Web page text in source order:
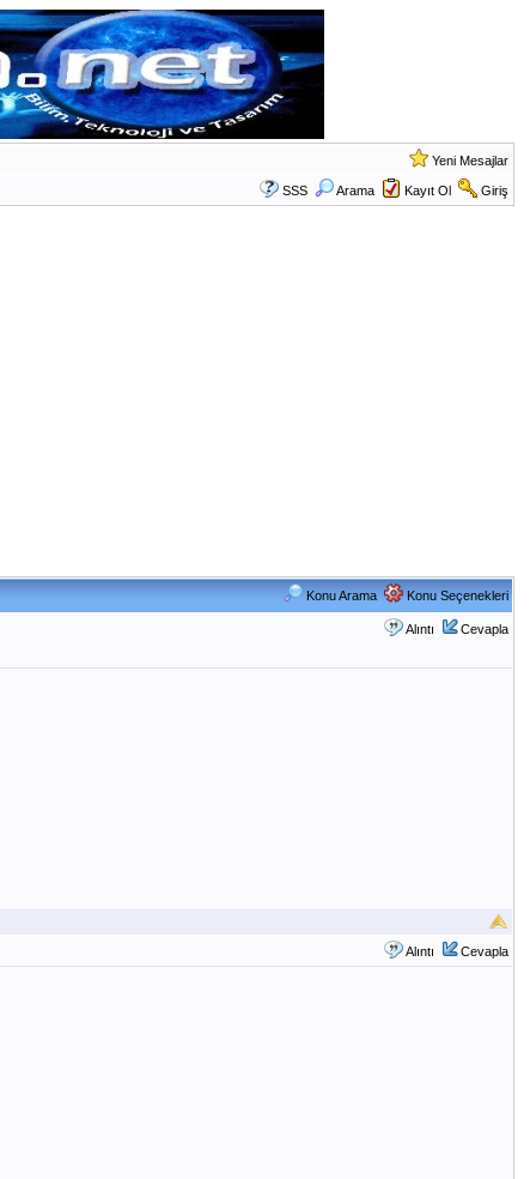
Yeni Mesajlar
SSS Arama Kayıt Ol Giriş
Konu Arama Konu Seçenekleri
Alıntı Cevapla
Alıntı Cevapla